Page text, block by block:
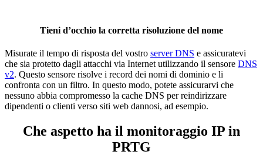
Tieni d’occhio la corretta risoluzione del nome
Misurate il tempo di risposta del vostro server DNS e assicuratevi
che sia protetto dagli attacchi via Internet utilizzando il sensore DNS
v2. Questo sensore risolve i record dei nomi di dominio e li
confronta con un filtro. In questo modo, potete assicurarvi che
nessuno abbia compromesso la cache DNS per reindirizzare
dipendenti o clienti verso siti web dannosi, ad esempio.
Che aspetto ha il monitoraggio IP in
PRTG